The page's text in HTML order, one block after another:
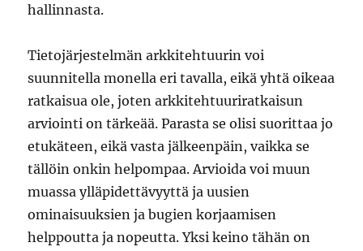
hallinnasta.
Tietojärjestelmän arkkitehtuurin voi
suunnitella monella eri tavalla, eikä yhtä oikeaa
ratkaisua ole, joten arkkitehtuuriratkaisun
arviointi on tärkeää. Parasta se olisi suorittaa jo
etukäteen, eikä vasta jälkeenpäin, vaikka se
tällöin onkin helpompaa. Arvioida voi muun
muassa ylläpidettävyyttä ja uusien
ominaisuuksien ja bugien korjaamisen
helppoutta ja nopeutta. Yksi keino tähän on